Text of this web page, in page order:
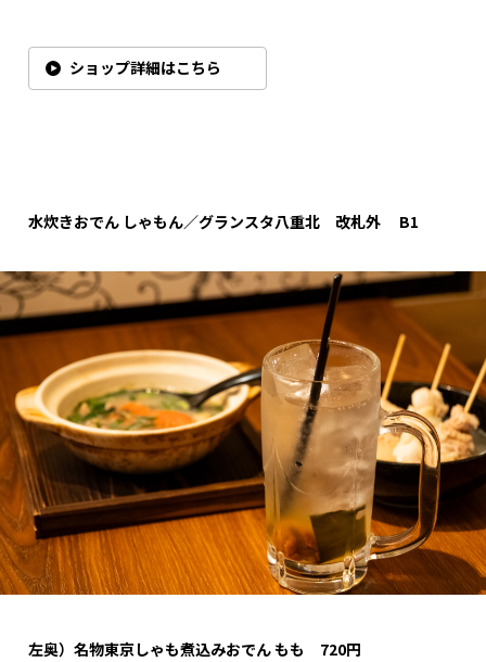
ショップ詳細はこちら
水炊きおでん しゃもん／グランスタ八重北 改札外 B1
左奥）名物東京しゃも煮込みおでん もも 720円